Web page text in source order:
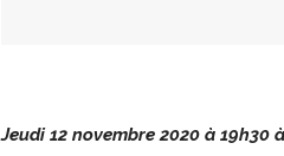
Jeudi 12 novembre 2020 à 19h30